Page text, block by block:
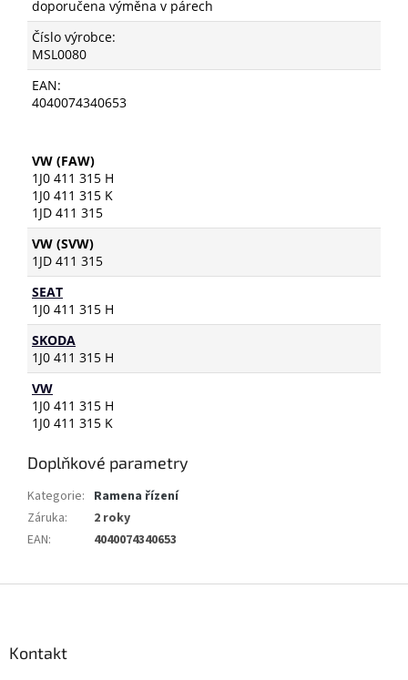
doporučena výměna v párech
Číslo výrobce:
MSL0080
EAN:
4040074340653
VW (FAW)
1J0 411 315 H
1J0 411 315 K
1JD 411 315
VW (SVW)
1JD 411 315
SEAT
1J0 411 315 H
SKODA
1J0 411 315 H
VW
1J0 411 315 H
1J0 411 315 K
Doplňkové parametry
Kategorie: Ramena řízení
Záruka:
2 roky
EAN: 4040074340653
Kontakt